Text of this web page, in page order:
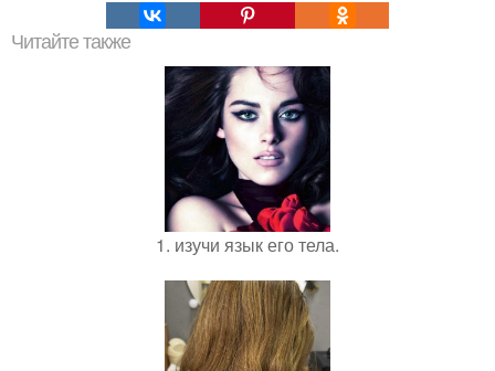
Читайте также
1. изучи язык его тела.